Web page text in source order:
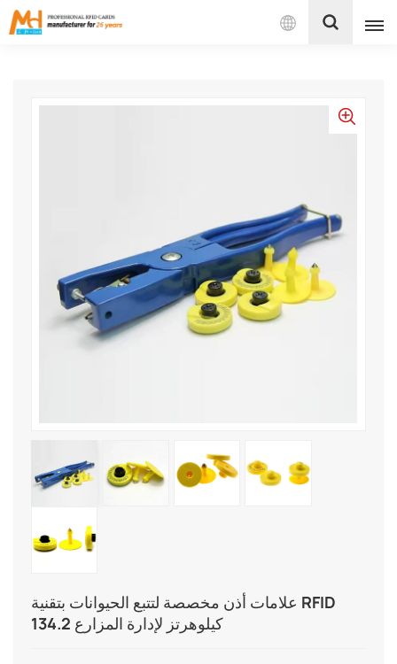
بالعربية
Português
بالعربية
علامات أذن مخصصة لتتبع الحيوانات بتقنية RFID
134.2 كيلوهرتز لإدارة المزارع